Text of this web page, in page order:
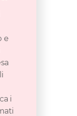
e
i